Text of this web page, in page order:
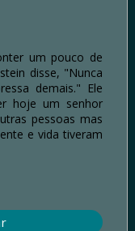
um pouco de
disse, "Nunca
demais." Ele
hoje um senhor
pessoas mas
e vida tiveram